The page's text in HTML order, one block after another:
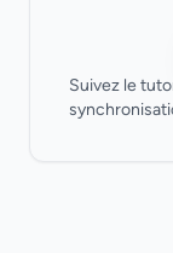
Suivez le